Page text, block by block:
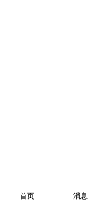
首页 消息